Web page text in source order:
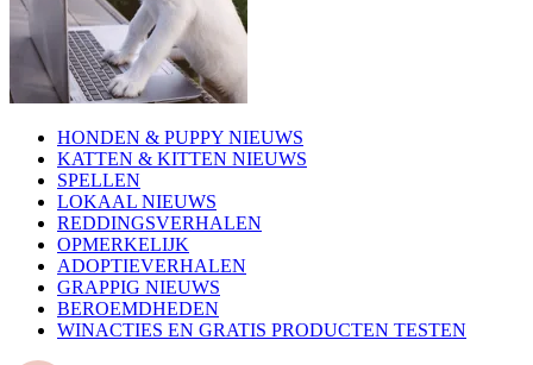
HONDEN & PUPPY NIEUWS
KATTEN & KITTEN NIEUWS
SPELLEN
LOKAAL NIEUWS
REDDINGSVERHALEN
OPMERKELIJK
ADOPTIEVERHALEN
GRAPPIG NIEUWS
BEROEMDHEDEN
WINACTIES EN GRATIS PRODUCTEN TESTEN